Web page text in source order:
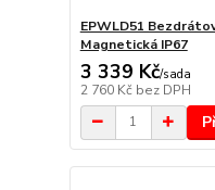
EPWLD51
Magnetická IP67
3 339 Kč/sada
2 760 Kč bez DPH